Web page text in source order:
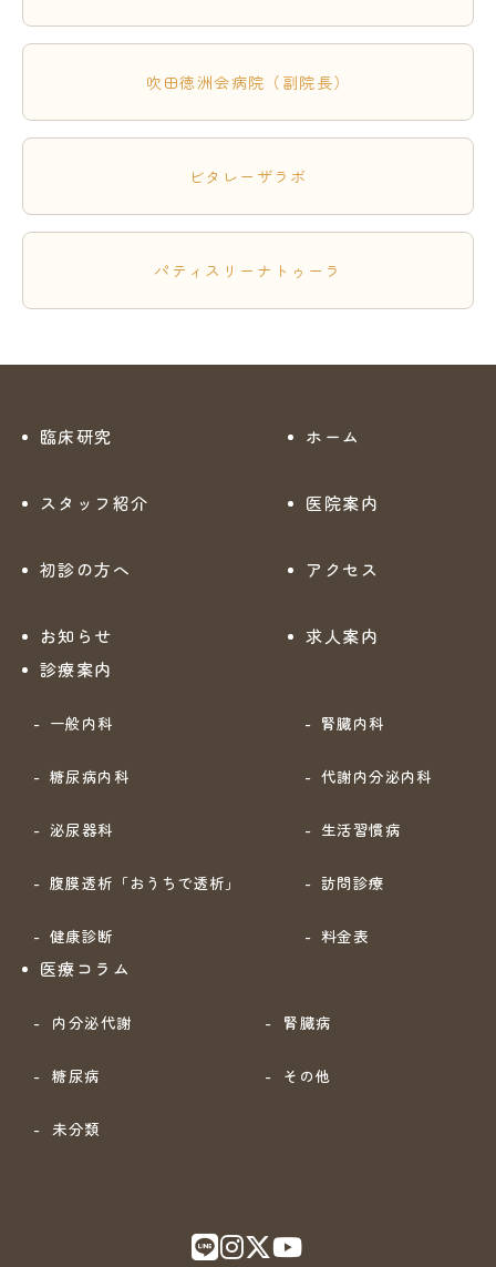
吹田徳洲会病院（副院長）
ビタレーザラボ
パティスリーナトゥーラ
臨床研究 ホーム
スタッフ紹介 医院案内
初診の方へ アクセス
お知らせ
求人案内
診療案内
一般内科 腎臓内科
糖尿病内科 代謝内分泌内科
泌尿器科 生活習慣病
腹膜透析「おうちで透析」 訪問診療
健康診断 料金表
医療コラム
内分泌代謝 腎臓病
糖尿病 その他
未分類